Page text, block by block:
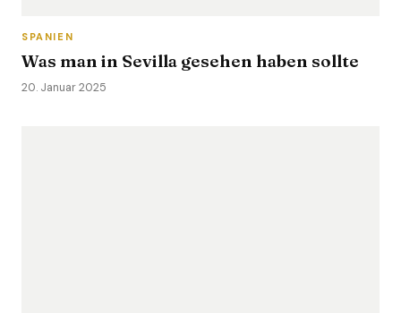
SPANIEN
Was man in Sevilla gesehen haben sollte
20. Januar 2025